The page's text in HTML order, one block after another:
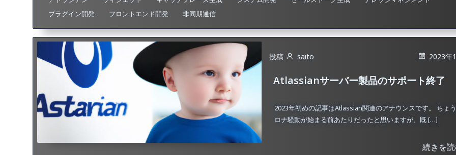
プラグイン開発
フロントエンド開発 非同期通信
投稿 saito 2023年
Atlassianサーバー製品のサポート終了
2023年初めの記事はAtlassian関連のアナウンスです。 ちょ
ロナ騒動が始まる前あたりだったと思いますが、既 […]
続きを